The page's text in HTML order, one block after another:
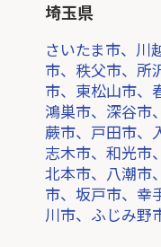
埼玉県
さいたま市、川
市、秩父市、所
市、東松山市、
鴻巣市、深谷市
蕨市、戸田市、
志木市、和光市
北本市、八潮市
市、坂戸市、幸
川市、ふじみ野